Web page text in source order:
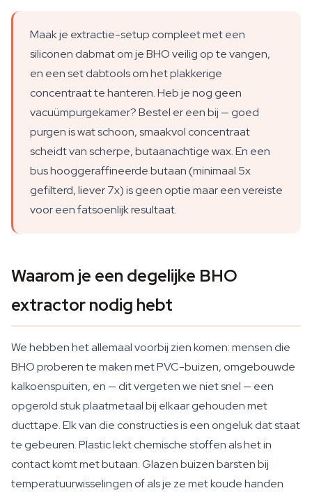
Maak je extractie-setup compleet met een
siliconen dabmat om je BHO veilig op te vangen,
en een set dabtools om het plakkerige
concentraat te hanteren. Heb je nog geen
vacuümpurgekamer? Bestel er een bij — goed
purgen is wat schoon, smaakvol concentraat
scheidt van scherpe, butaanachtige wax. En een
bus hooggeraffineerde butaan (minimaal 5x
gefilterd, liever 7x) is geen optie maar een vereiste
voor een fatsoenlijk resultaat.
Waarom je een degelijke BHO
extractor nodig hebt
We hebben het allemaal voorbij zien komen: mensen die
BHO proberen te maken met PVC-buizen, omgebouwde
kalkoenspuiten, en — dit vergeten we niet snel — een
opgerold stuk plaatmetaal bij elkaar gehouden met
ducttape. Elk van die constructies is een ongeluk dat staat
te gebeuren. Plastic lekt chemische stoffen als het in
contact komt met butaan. Glazen buizen barsten bij
temperatuurwisselingen of als je ze met koude handen